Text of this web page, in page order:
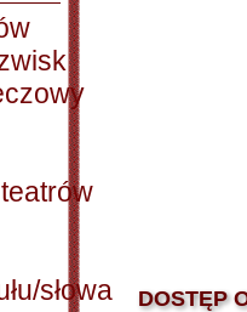
słowa
DOSTĘP